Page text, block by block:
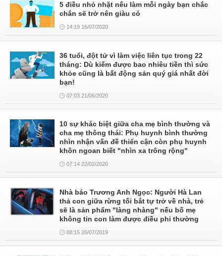
5 điều nhỏ nhặt nếu làm mỗi ngày bạn chắc
chắn sẽ trở nên giàu có
14:19 16/07/2020
36 tuổi, đột tử vì làm việc liên tục trong 22
tháng: Dù kiếm được bao nhiêu tiền thì sức
khỏe cũng là bất động sản quý giá nhất đời
bạn!
07:03 21/06/2020
10 sự khác biệt giữa cha mẹ bình thường và
cha mẹ thông thái: Phụ huynh bình thường
nhìn nhận vấn đề thiển cận còn phụ huynh
khôn ngoan biết "nhìn xa trông rộng"
07:14 22/02/2020
Nhà báo Trương Anh Ngọc: Người Hà Lan
thả con giữa rừng tối bắt tự trở về nhà, trẻ
sẽ là sản phẩm "làng nhàng" nếu bố mẹ
không tin con làm được điều phi thường
08:15 26/07/2019